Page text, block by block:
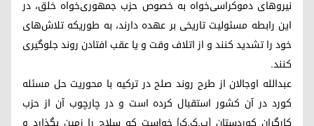
نیروهای دموکراسی‌خواه به خصوص حزب جمهوری‌خواه خلق، در
این رابطه مسئولیت تاریخی بر عهده دارند، به طوریکه تلاش‌های
خود را تشدید کنند و از اتلاف وقت و یا عقب افتادن روند جلوگیری
کنند.
عبدالله اوجالان از طرح روند صلح در ترکیه با محوریت حل مسئله
کورد در آن کشور استقبال کرده است و در چارچوب آن از حزب